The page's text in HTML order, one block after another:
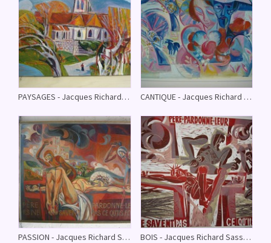
PAYSAGES - Jacques Richard Sassandra - (Sélection mise à jour le 15/11/08) CANTIQUE - Jacques Richard Sassandra - (Séléction mise à la jour le 15/11/08)
PASSION - Jacques Richard Sassandra - (Sélection mise à jour le 15/11/08) BOIS - Jacques Richard Sassandra - (Sélection mise à jour le 09/11/08)